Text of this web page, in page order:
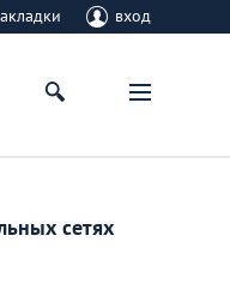
вход
сетях